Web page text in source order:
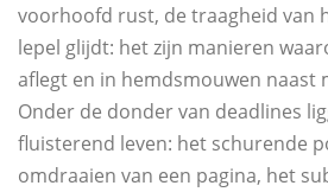
voorhoofd rust, de traagheid van
lepel glijdt: het zijn manieren
aflegt en in hemdsmouwen naast
Onder de donder van deadlines
fluisterend leven: het schurende
omdraaien van een pagina, het